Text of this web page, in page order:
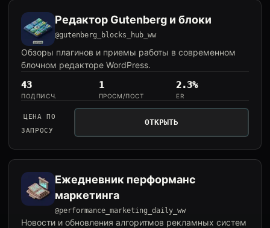
Редактор Gutenberg и блоки
@gutenberg_blocks_hub_ww
Обзоры плагинов и приемы работы в современном
блочном редакторе WordPress.
43
ПОДПИСЧ.
1
ПРОСМ/ПОСТ
2.3%
ER
ЦЕНА ПО
ЗАПРОСУ
ОТКРЫТЬ
Ежедневник перформанс
маркетинга
@performance_marketing_daily_ww
Новости и обновления алгоритмов рекламных систем